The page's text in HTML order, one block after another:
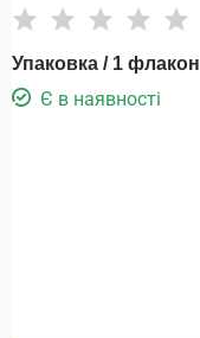
Упаковка / 1 флакон
Є в наявності